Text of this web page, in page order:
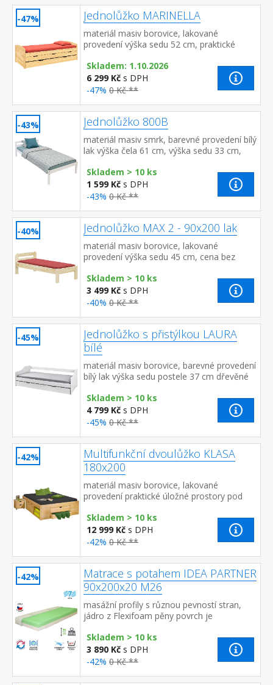
-47% Jednolůžko MARINELLA
materiál masiv borovice, lakované
provedení výška sedu 52 cm, praktické
výsuv) jsou v ceně cena včetně roštu ...
Skladem: 1.10.2026
6 299 Kč s DPH
-47% 0 Kč **
-43% Jednolůžko 800B
materiál masiv smrk, barevné provedení bílý
lak výška čela 61 cm, výška sedu 33 cm,
rozměr matrace 90 × ...
Skladem > 10 ks
1 599 Kč s DPH
-43% 0 Kč **
-40% Jednolůžko MAX 2 - 90x200 lak
materiál masiv borovice, lakované
provedení výška sedu 45 cm, cena bez
matrace 90 × 200 cm (M2, M5, M9, M1...
Skladem > 10 ks
3 499 Kč s DPH
-40% 0 Kč **
-45%
Jednolůžko s přistýlkou LAURA
bílé
materiál masiv borovice, barevné provedení
bílý lak výška sedu postele 37 cm dřevěné
ceně výsuv možno využ...
Skladem > 10 ks
4 799 Kč s DPH
-45% 0 Kč **
-42%
Multifunkční dvoulůžko KLASA
180x200
materiál masiv borovice, lakované
provedení praktické úložné prostory pod
stolky a rošt (dřevěný...
Skladem > 10 ks
12 999 Kč s DPH
-42% 0 Kč **
-42%
Matrace s potahem IDEA PARTNER
90x200x20 M26
masážní profily s různou pevností stran,
jádro z Flexifoam pěny povrch je
obou stranách tvrdá (bílá) a měkk...
Skladem > 10 ks
3 890 Kč s DPH
-42% 0 Kč **